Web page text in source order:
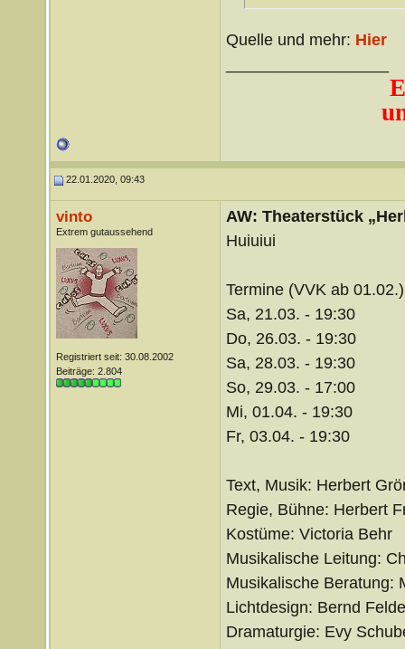
Quelle und mehr: Hier
22.01.2020, 09:43
vinto
Extrem gutaussehend
Registriert seit: 30.08.2002
Beiträge: 2.804
AW: Theaterstück
Huiuiui
Termine (VVK ab 01.02.)
Sa, 21.03. - 19:30
Do, 26.03. - 19:30
Sa, 28.03. - 19:30
So, 29.03. - 17:00
Mi, 01.04. - 19:30
Fr, 03.04. - 19:30
Text, Musik: Herbert
Regie, Bühne: Herbert
Kostüme: Victoria Behr
Musikalische Leitung:
Musikalische Beratung:
Lichtdesign: Bernd
Dramaturgie: Evy